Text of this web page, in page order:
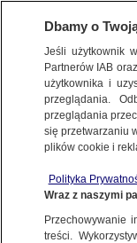
Dbamy o
Jeśli użytkownik
Partnerów IAB
użytkownika i
przeglądania.
przeglądania
się przetwarzaniu
plików cookie i
Polityka
Wraz z naszymi
Przechowywanie
treści.